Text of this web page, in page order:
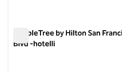
DoubleTree by Hilton San
Blvd -hotelli